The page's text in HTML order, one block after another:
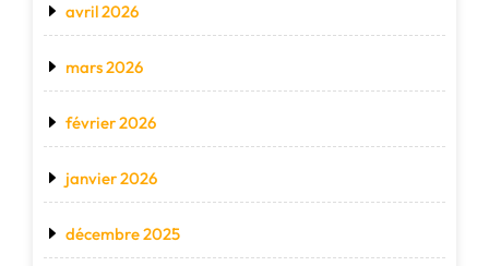
avril 2026
mars 2026
février 2026
janvier 2026
décembre 2025